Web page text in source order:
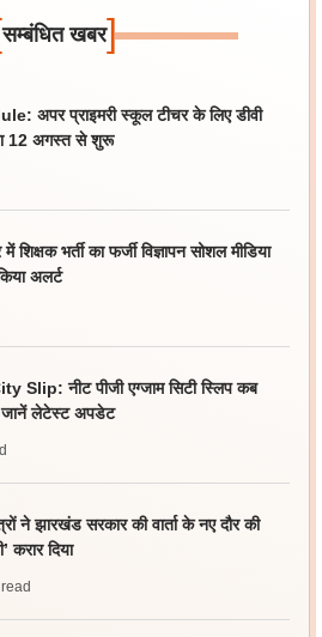
सम्बंधित खबर]
अपर प्राइमरी स्कूल टीचर के लिए डीवी
12 अगस्त से शुरू
भर्ती का फर्जी विज्ञापन सोशल मीडिया
अलर्ट
Slip: नीट पीजी एग्जाम सिटी स्लिप कब
जानें लेटेस्ट अपडेट
झारखंड सरकार की वार्ता के नए दौर की
करार दिया
read